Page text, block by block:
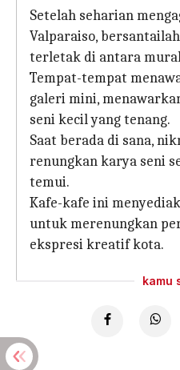
Setelah seharian
Valparaiso,
terletak di antara
Tempat-tempat
galeri mini,
seni kecil yang tenang.
Saat berada di sana,
renungkan karya seni
temui.
Kafe-kafe ini
untuk merenungkan
ekspresi kreatif kota.
kamu